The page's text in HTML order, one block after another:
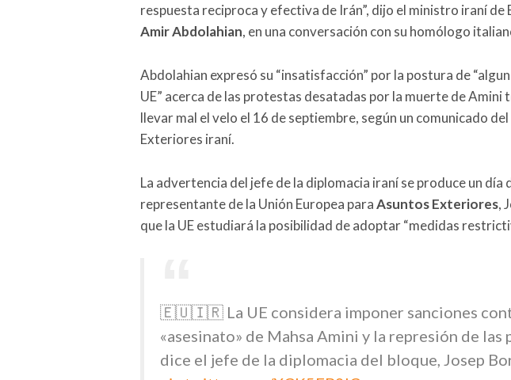
respuesta reciproca y efectiva de Irán”, dijo el ministro iraní de
Amir Abdolahian, en una conversación con su homólogo
Abdolahian expresó su “insatisfacción” por la postura de
UE” acerca de las protestas desatadas por la muerte de Amini
llevar mal el velo el 16 de septiembre, según un comunicado
Exteriores iraní.
La advertencia del jefe de la diplomacia iraní se produce un día
representante de la Unión Europea paraAsuntos Exteriores,
que la UE estudiará la posibilidad de adoptar “medidas
🇪🇺🇮🇷 La UE considera imponer sanciones
«asesinato» de Mahsa Amini y la represión de las
dice el jefe de la diplomacia del bloque, Josep